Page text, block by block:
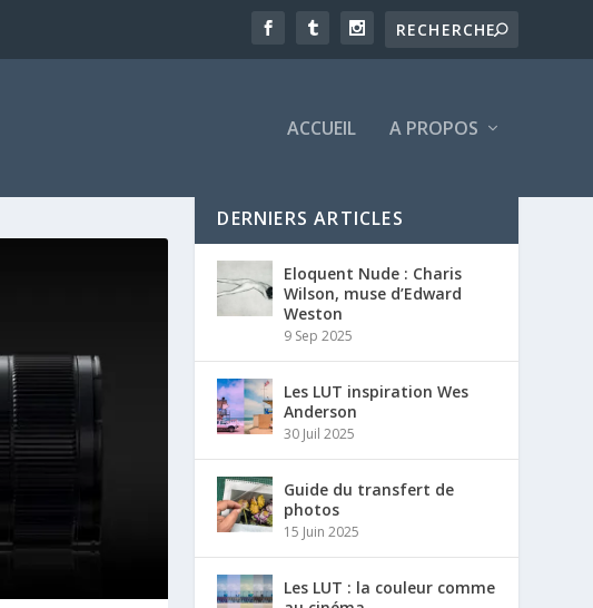
ACCUEIL A PROPOS
DERNIERS ARTICLES
Eloquent Nude : Charis
Wilson, muse d’Edward
Weston
9 Sep 2025
Les LUT inspiration Wes
Anderson
30 Juil 2025
Guide du transfert de
photos
15 Juin 2025
Les LUT : la couleur comme